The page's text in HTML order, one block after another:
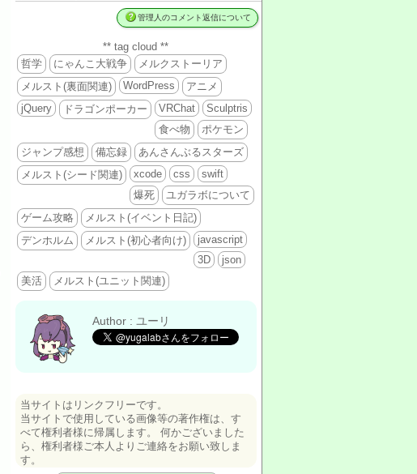
管理人のコメント返信について
** tag cloud **
哲学
にゃんこ大戦争
メルクストーリア
メルスト(裏面関連)
WordPress
アニメ
jQuery
ドラゴンポーカー VRChat
Sculptris
食べ物
ポケモン
ジャンプ感想
備忘録
あんさんぶるスターズ
メルスト(シード関連)
xcode css
swift
爆死
ユガラボについて
ゲーム攻略
メルスト(イベント日記)
デンホルム
メルスト(初心者向け)
javascript
3D
json
美活
メルスト(ユニット関連)
Author : ユーリ
当サイトはリンクフリーです。
当サイトで使用している画像等の著作権は、す
べて権利者様に帰属します。 何かございました
ら、権利者様ご本人よりご連絡をお願い致しま
す。